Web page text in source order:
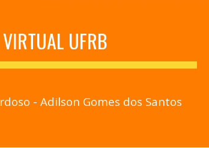
UFRB
- Adilson Gomes dos Santos